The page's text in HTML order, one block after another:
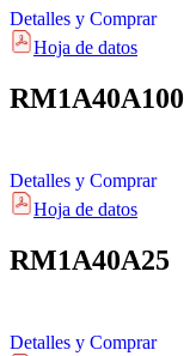
Detalles y Comprar
Hoja de datos
RM1A40A100
Detalles y Comprar
Hoja de datos
RM1A40A25
Detalles y Comprar